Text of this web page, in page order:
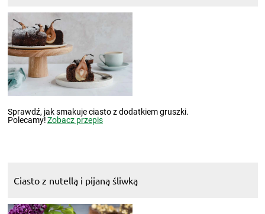
Sprawdź, jak smakuje ciasto z dodatkiem gruszki.
Polecamy!Zobacz przepis
Ciasto z nutellą i pijaną śliwką